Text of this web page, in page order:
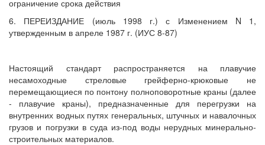
ограничение срока действия
6. ПЕРЕИЗДАНИЕ (июль 1998 г.) с Изменением N 1,
утвержденным в апреле 1987 г. (ИУС 8-87)
Настоящий стандарт распространяется на плавучие
несамоходные стреловые грейферно-крюковые не
перемещающиеся по понтону полноповоротные краны (далее
- плавучие краны), предназначенные для перегрузки на
внутренних водных путях генеральных, штучных и навалочных
грузов и погрузки в суда из-под воды нерудных минерально-
строительных материалов.